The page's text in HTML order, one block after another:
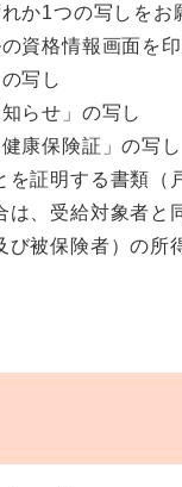
か1つの写しをお
格情報画面を印
写し
らせ」の写し
保険証」の写し
証明する書類（
は、受給対象者
び被保険者）の